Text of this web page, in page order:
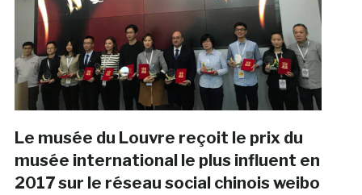
Le musée du Louvre reçoit le prix du
musée international le plus influent en
2017 sur le réseau social chinois weibo